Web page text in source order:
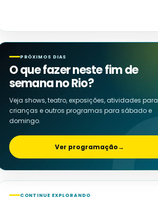
PRÓXIMOS DIAS
O que fazer neste fim de
semana no Rio?
Veja shows, teatro, exposições, atividades para
crianças e outros programas para sábado e
domingo.
Ver programação→
CONTINUE EXPLORANDO